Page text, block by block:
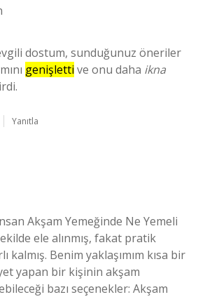
dostum, sunduğunuz öneriler
genişletti ve onu daha ikna
Yanıtla
Akşam Yemeğinde Ne Yemeli
ele alınmış, fakat pratik
kalmış. Benim yaklaşımım kısa bir
yapan bir kişinin akşam
bazı seçenekler: Akşam